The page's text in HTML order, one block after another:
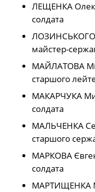
ЛЕЩЕНКА
солдата
ЛОЗИНСЬКОГО
майстер-
МАЙЛАТОВА
старшого
МАКАРЧУКА
солдата
МАЛЬЧЕНКА
старшого
МАРКОВА
солдата
МАРТИЩЕНКА